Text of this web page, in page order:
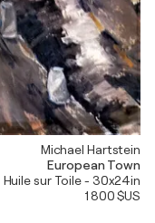
Michael Hartstein
European Town
Huile sur Toile - 30x24in
1 800 $US